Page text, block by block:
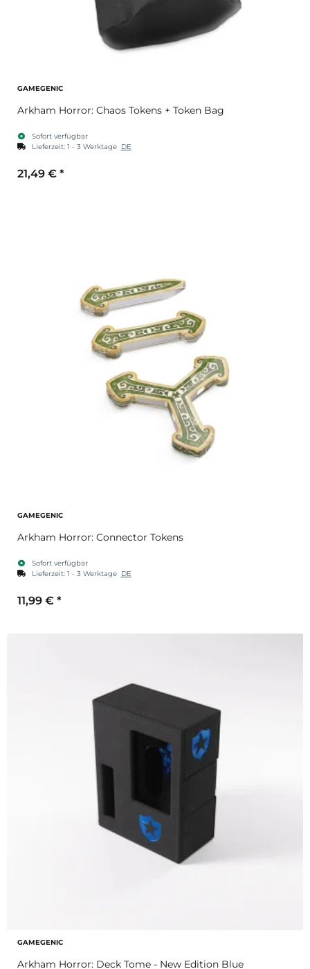
GAMEGENIC
Arkham Horror: Chaos Tokens + Token Bag
Sofort verfügbar
Lieferzeit: 1 - 3 Werktage DE
21,49 € *
GAMEGENIC
Arkham Horror: Connector Tokens
Sofort verfügbar
Lieferzeit: 1 - 3 Werktage DE
11,99 € *
GAMEGENIC
Arkham Horror: Deck Tome - New Edition Blue